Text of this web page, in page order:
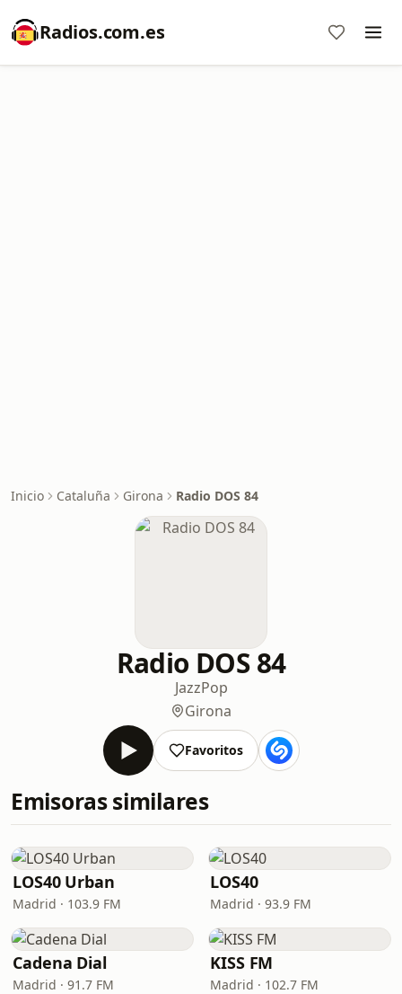
Radios.com.es
Inicio Cataluña Girona Radio DOS 84
Radio DOS 84
JazzPop
Girona
Favoritos
Emisoras similares
LOS40 Urban
Madrid · 103.9 FM
LOS40
Madrid · 93.9 FM
Cadena Dial
Madrid · 91.7 FM
KISS FM
Madrid · 102.7 FM